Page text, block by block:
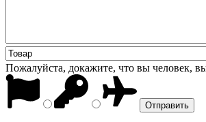
Пожалуйста, докажите, что вы человек,